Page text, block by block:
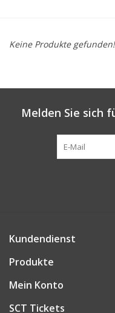
Keine Produkte
Melden Sie sich
Kundendienst
Produkte
Mein Konto
SCT Tickets